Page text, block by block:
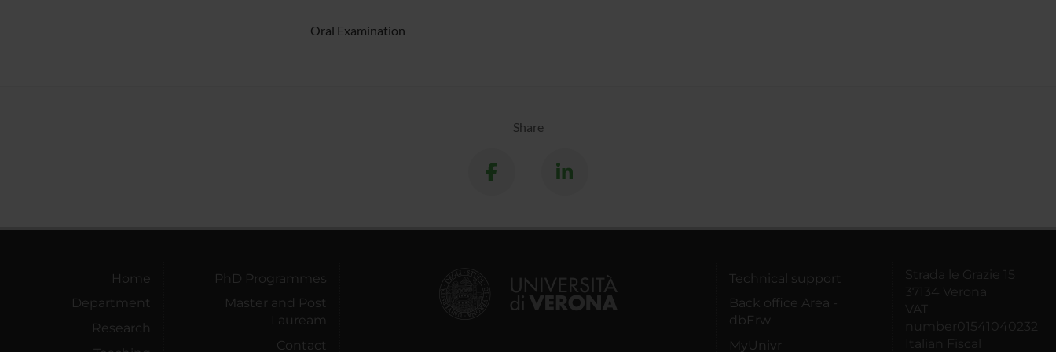
Oral Examination
Share
Home
Department
Research
PhD Programmes
Master and Post
Lauream
Contact
Technical support
Back office Area -
dbErw
MyUnivr
Strada le Grazie 15
37134 Verona
VAT
number01541040232
Italian Fiscal